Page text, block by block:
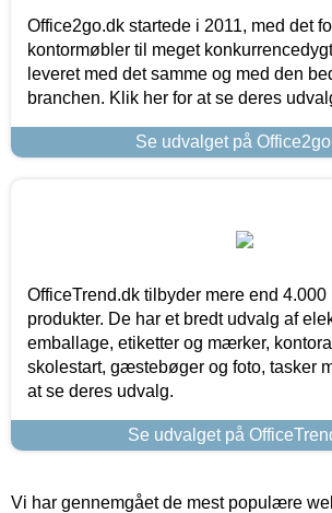
Office2go.dk startede i 2011, med det
kontormøbler til meget
leveret med det samme og med den
branchen. Klik her for at se deres
Se udvalget på
OfficeTrend.dk tilbyder mere end 4.000
produkter. De har et bredt udvalg af
emballage, etiketter og mærker,
skolestart, gæstebøger og foto, tasker
at se deres udvalg.
Se udvalget på
Vi har gennemgået de mest populære